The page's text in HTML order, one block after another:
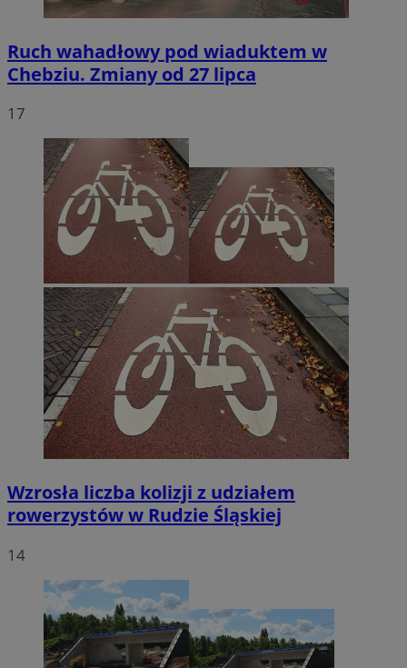
Ruch wahadłowy pod wiaduktem w
Chebziu. Zmiany od 27 lipca
17
Wzrosła liczba kolizji z udziałem
rowerzystów w Rudzie Śląskiej
14